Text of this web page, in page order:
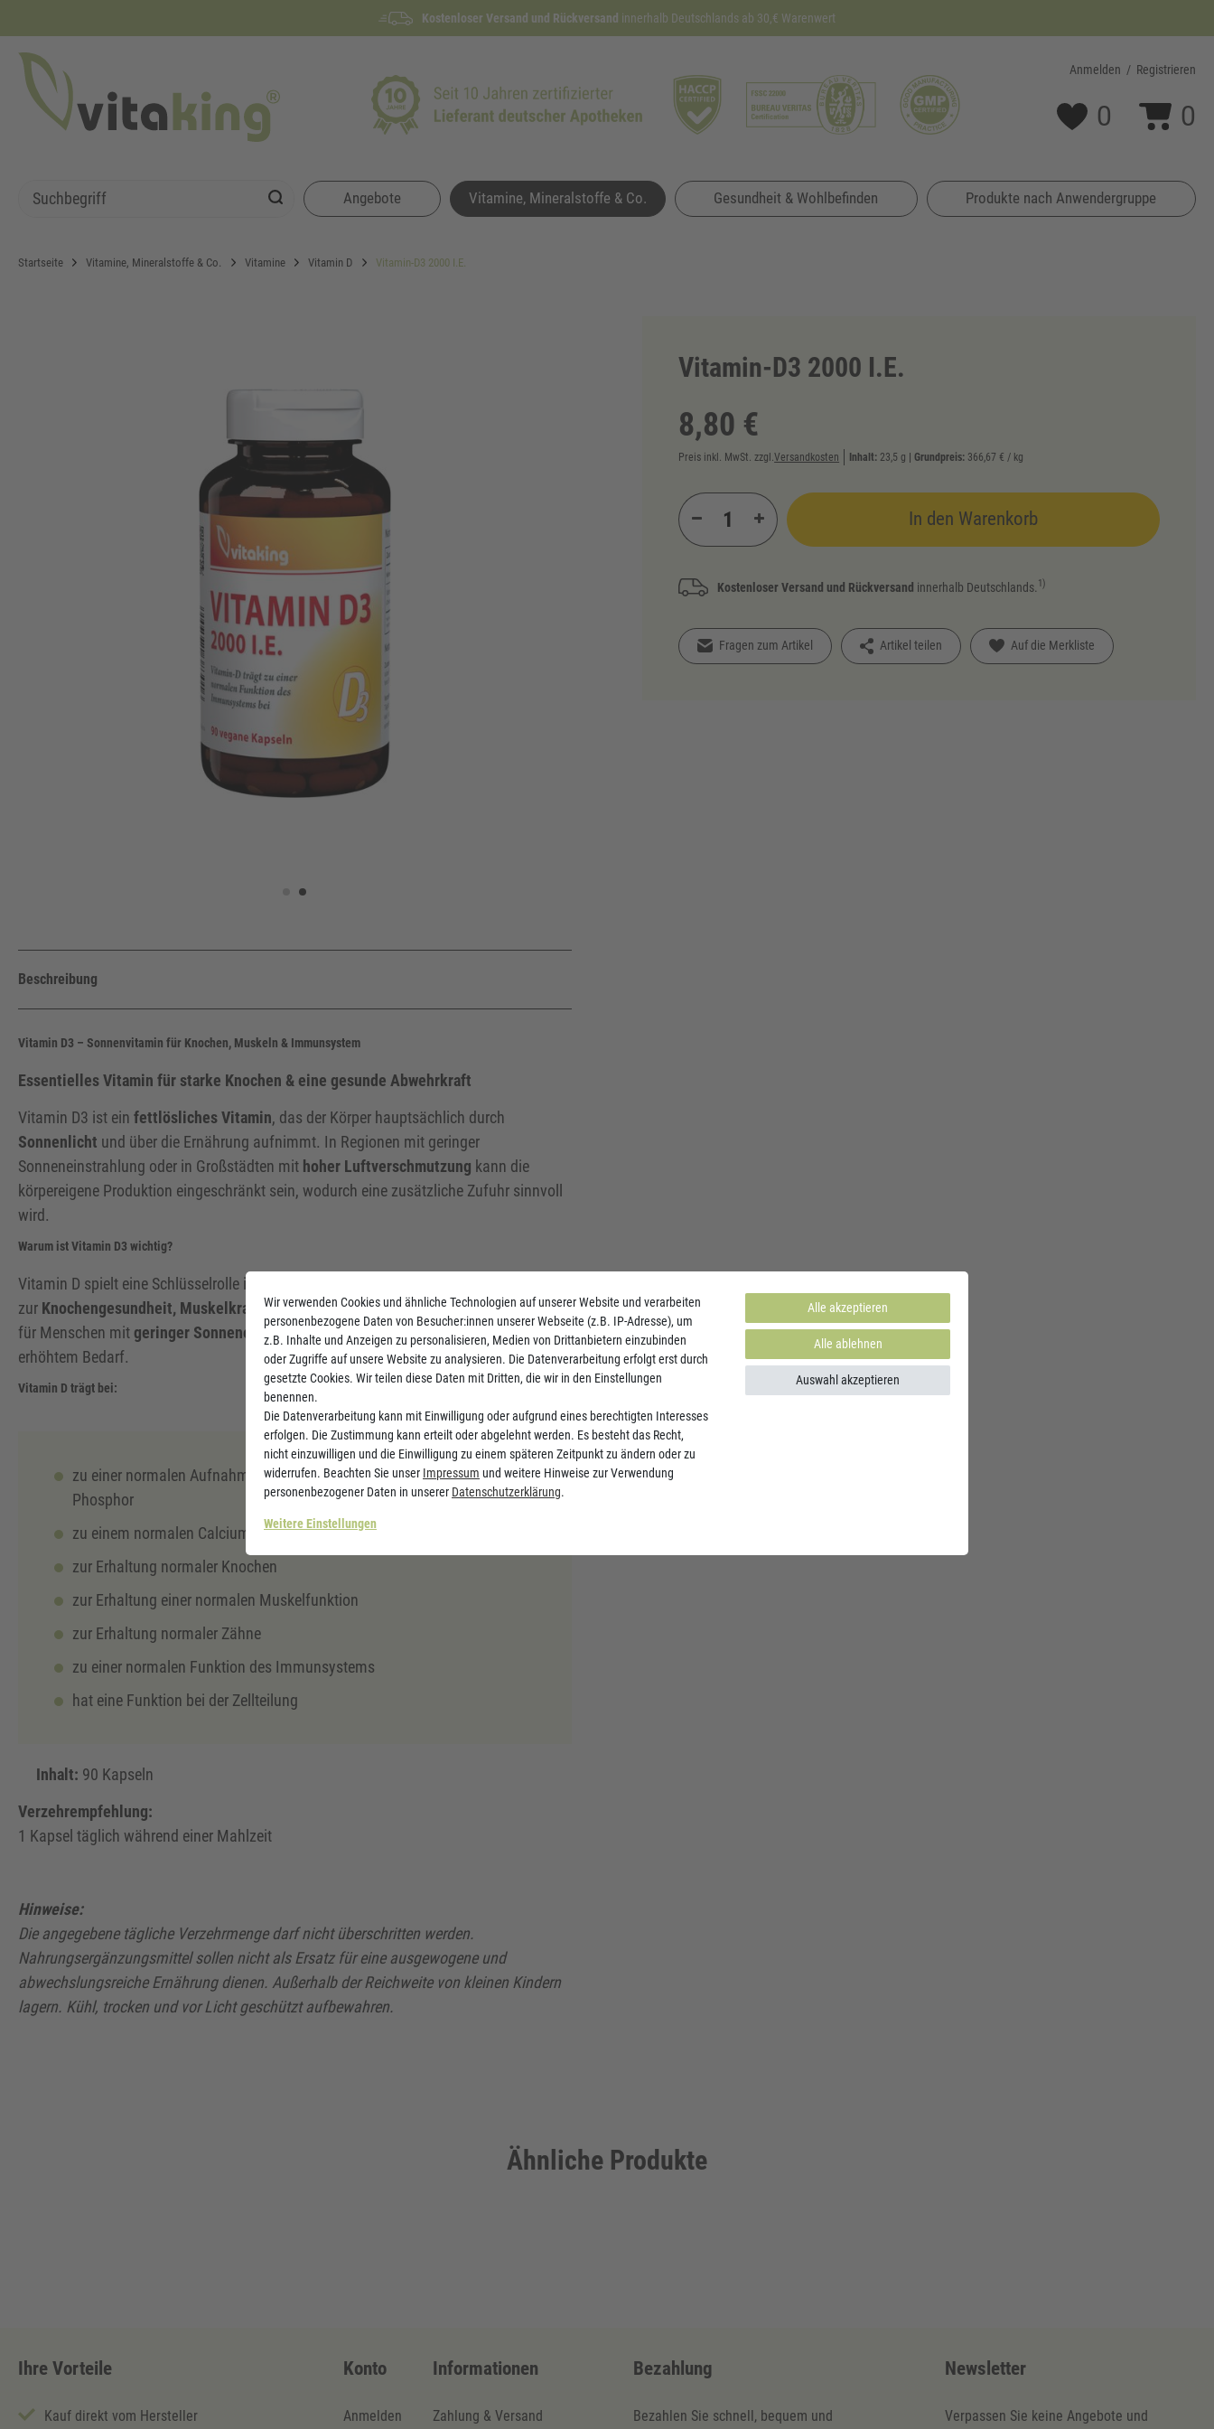
Kostenloser Versand und Rückversand innerhalb Deutschlands ab 30,€ Warenwert
Lieferzeit etwa1 bis 3 Werktage
100 TageRückgaberecht
Anmelden / Registrieren
0 0
Angebote Vitamine, Mineralstoffe & Co. Gesundheit & Wohlbefinden Produkte nach Anwendergruppe
Startseite Vitamine, Mineralstoffe & Co. Vitamine Vitamin D Vitamin-D3 2000 I.E.
Beschreibung
Vitamin D3 – Sonnenvitamin für Knochen, Muskeln & Immunsystem
Essentielles Vitamin für starke Knochen & eine gesunde Abwehrkraft
Vitamin D3 ist ein fettlösliches Vitamin, das der Körper hauptsächlich durch
Sonnenlicht und über die Ernährung aufnimmt. In Regionen mit geringer
Sonneneinstrahlung oder in Großstädten mit hoher Luftverschmutzung kann die
körpereigene Produktion eingeschränkt sein, wodurch eine zusätzliche Zufuhr sinnvoll
wird.
Warum ist Vitamin D3 wichtig?
Vitamin D spielt eine Schlüsselrolle im
zur Knochengesundheit, Muskelkraft und Immunabwehrbei. Es ist besonders wichtig
für Menschen mit geringer Sonnenexposition, ältere Personen und Menschen mit
erhöhtem Bedarf.
Vitamin D trägt bei:
zu einer normalen Aufnahme und Verwertung von Calcium und
Phosphor
zu einem normalen Calciumspiegel im Blut
zur Erhaltung normaler Knochen
zur Erhaltung einer normalen Muskelfunktion
zur Erhaltung normaler Zähne
zu einer normalen Funktion des Immunsystems
hat eine Funktion bei der Zellteilung
Inhalt: 90 Kapseln
Verzehrempfehlung:
1 Kapsel täglich während einer Mahlzeit
Hinweise:
Die angegebene tägliche Verzehrmenge darf nicht überschritten werden.
Nahrungsergänzungsmittelsollen nicht als Ersatz für eine ausgewogene und
abwechslungsreiche Ernährung dienen. Außerhalb der Reichweite von kleinen Kindern
lagern. Kühl, trocken und vor Licht geschütztaufbewahren.
Vitamin-D3 2000 I.E.
8,80 €
Preis inkl. MwSt. zzgl.Versandkosten Inhalt: 23,5g | Grundpreis: 366,67 € / kg
In den Warenkorb
Kostenloser Versand und Rückversand innerhalb Deutschlands. 1)
Fragen zum Artikel Artikel teilen
Ähnliche Produkte
Ihre Vorteile
Kauf direkt vom Hersteller
Newsletter
Verpassen Sie keine Angebote und
Bezahlung
Bezahlen Sie schnell, bequem und
Konto
Anmelden
Informationen
Zahlung & Versand
Wir verwenden Cookies und ähnliche Technologien auf unserer Website und verarbeiten
personenbezogene Daten von Besucher:innen unserer Webseite (z.B. IP-Adresse), um
z.B. Inhalte und Anzeigen zu personalisieren, Medien von Drittanbietern einzubinden
oder Zugriffe auf unsere Website zu analysieren. Die Datenverarbeitung erfolgt erst durch
gesetzte Cookies. Wir teilen diese Daten mit Dritten, die wir in den Einstellungen
benennen.
Die Datenverarbeitung kann mit Einwilligung oder aufgrund eines berechtigten Interesses
erfolgen. Die Zustimmung kann erteilt oder abgelehnt werden. Es besteht das Recht,
nicht einzuwilligen und die Einwilligung zu einem späteren Zeitpunkt zu ändern oder zu
widerrufen. Beachten Sie unser Impressum und weitere Hinweise zur Verwendung
personenbezogener Daten in unserer Daten­schutz­erklärung.
Weitere Einstellungen
Alle akzeptieren
Alle ablehnen
Auswahl akzeptieren